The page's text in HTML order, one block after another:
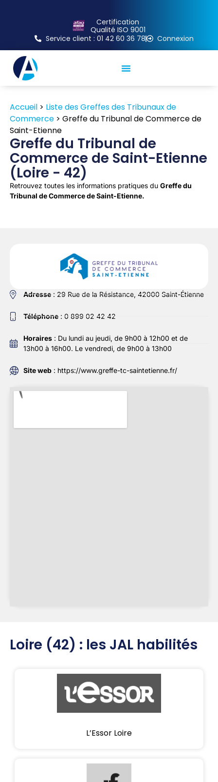
Certification
Qualité ISO 9001
Service client : 01 42 60 36 78
Connexion
Accueil > Liste des Greffes des Tribunaux de
Commerce > Greffe du Tribunal de Commerce de
Saint-Etienne
Greffe du Tribunal de
Commerce de Saint-Etienne
(Loire - 42)
Retrouvez toutes les informations pratiques du Greffe du
Tribunal de Commerce de Saint-Etienne.
Adresse: 29 Rue de la Résistance, 42000 Saint-Étienne
Téléphone: 0 899 02 42 42
Horaires: Du lundi au jeudi, de 9h00 à 12h00 et de
13h00 à 16h00. Le vendredi, de 9h00 à 13h00
Site web: https://www.greffe-tc-saintetienne.fr/
Loire (42) : les JAL habilités
L’Essor Loire